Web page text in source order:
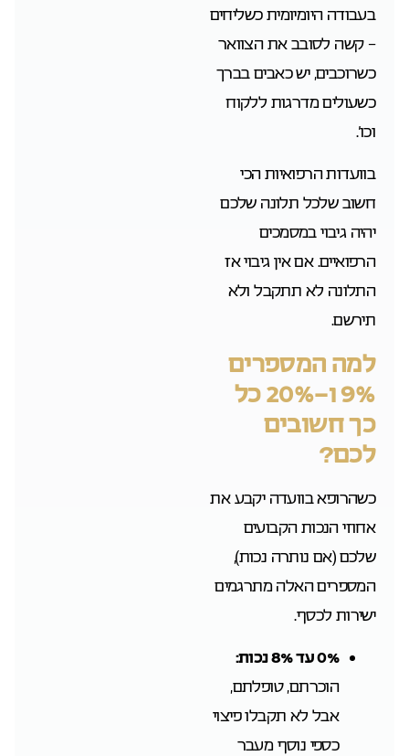
בעבודה היומיומית כשליחים
– קשה לסובב את הצוואר
כשרוכבים, יש כאבים בברך
כשעולים מדרגות ללקוח
וכו’.
בוועדות הרפואיות הכי
חשוב שלכל תלונה שלכם
יהיה גיבוי במסמכים
הרפואיים. אם אין גיבוי אז
התלונה לא תתקבל ולא
תירשם.
למה המספרים
9% ו-20% כל
כך חשובים
לכם?
כשהרופא בוועדה יקבע את
אחוזי הנכות הקבועים
שלכם (אם נותרה נכות),
המספרים האלה מתרגמים
ישירות לכסף.
0% עד 8% נכות:
הוכרתם, טופלתם,
אבל לא תקבלו פיצוי
כספי נוסף מעבר